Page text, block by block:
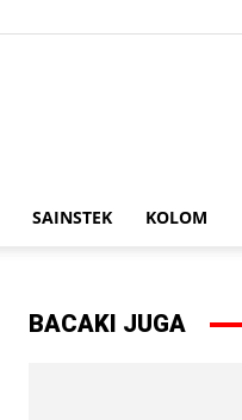
SAINSTEK KOLOM
BACAKI JUGA